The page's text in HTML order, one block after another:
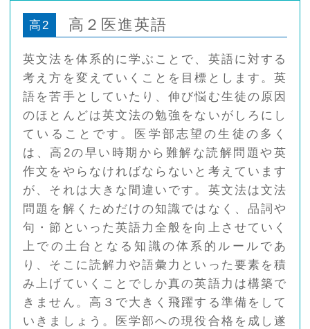
高2 高２医進英語
英文法を体系的に学ぶことで、英語に対する
考え方を変えていくことを目標とします。英
語を苦手としていたり、伸び悩む生徒の原因
のほとんどは英文法の勉強をないがしろにし
ていることです。医学部志望の生徒の多く
は、高2の早い時期から難解な読解問題や英
作文をやらなければならないと考えています
が、それは大きな間違いです。英文法は文法
問題を解くためだけの知識ではなく、品詞や
句・節といった英語力全般を向上させていく
上での土台となる知識の体系的ルールであ
り、そこに読解力や語彙力といった要素を積
み上げていくことでしか真の英語力は構築で
きません。高３で大きく飛躍する準備をして
いきましょう。医学部への現役合格を成し遂